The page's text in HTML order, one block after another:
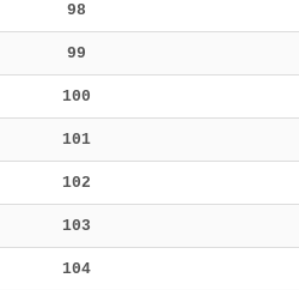
98
99
100
101
102
103
104